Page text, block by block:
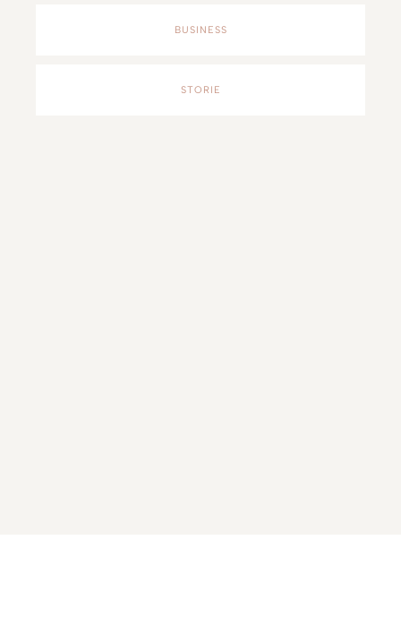
BUSINESS
STORIE